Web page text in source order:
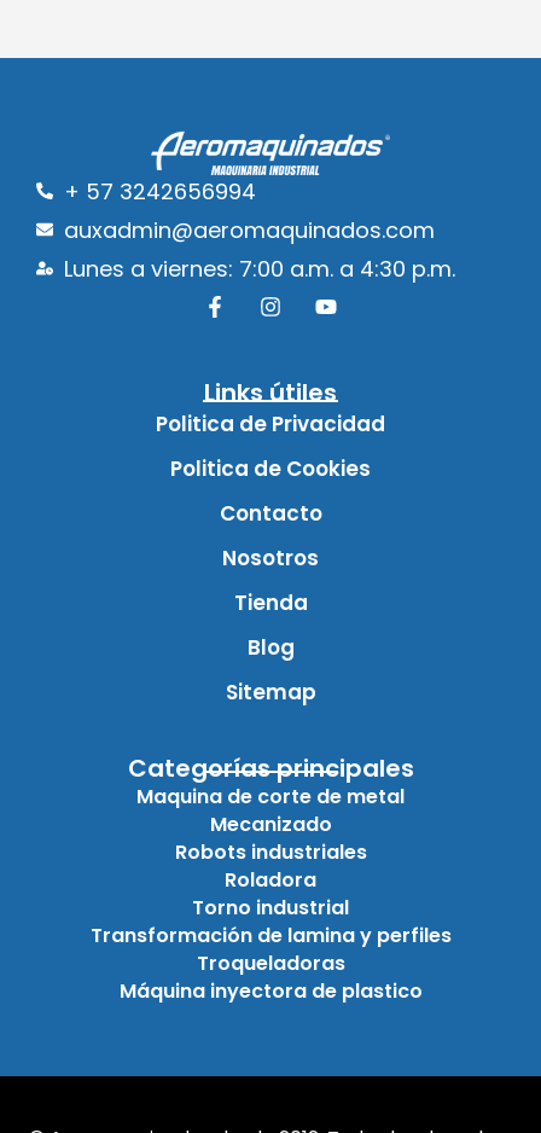
+ 57 3242656994
auxadmin@aeromaquinados.com
Lunes a viernes: 7:00 a.m. a 4:30 p.m.
Links útiles
Politica de Privacidad
Politica de Cookies
Contacto
Nosotros
Tienda
Blog
Sitemap
Categorías principales
Maquina de corte de metal
Mecanizado
Robots industriales
Roladora
Torno industrial
Transformación de lamina y perfiles
Troqueladoras
Máquina inyectora de plastico